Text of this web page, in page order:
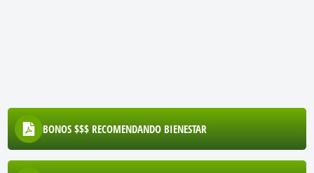
BONOS $$$ RECOMENDANDO BIENESTAR